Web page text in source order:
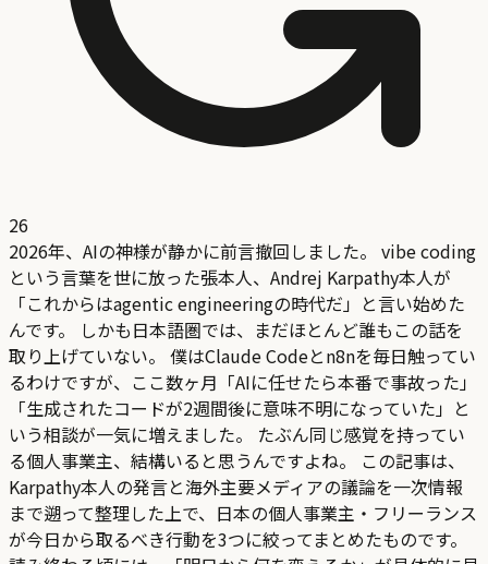
26
2026年、AIの神様が静かに前言撤回しました。 vibe coding
という言葉を世に放った張本人、Andrej Karpathy本人が
「これからはagentic engineeringの時代だ」と言い始めた
んです。 しかも日本語圏では、まだほとんど誰もこの話を
取り上げていない。 僕はClaude Codeとn8nを毎日触ってい
るわけですが、ここ数ヶ月「AIに任せたら本番で事故った」
「生成されたコードが2週間後に意味不明になっていた」と
いう相談が一気に増えました。 たぶん同じ感覚を持ってい
る個人事業主、結構いると思うんですよね。 この記事は、
Karpathy本人の発言と海外主要メディアの議論を一次情報
まで遡って整理した上で、日本の個人事業主・フリーランス
が今日から取るべき行動を3つに絞ってまとめたものです。